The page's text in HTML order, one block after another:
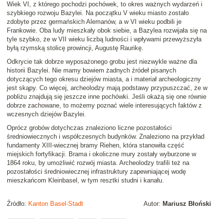
Wiek VI, z którego pochodzi pochówek, to okres ważnych wydarzeń i
szybkiego rozwoju Bazylei. Na początku V wieku miasto zostało
zdobyte przez germańskich Alemanów, a w VI wieku podbili je
Frankowie. Oba ludy mieszkały obok siebie, a Bazylea rozwijała się na
tyle szybko, że w VII wieku liczbą ludności i wpływami przewyższyła
byłą rzymską stolicę prowincji, Augustę Raurikę.
Odkrycie tak dobrze wyposażonego grobu jest niezwykle ważne dla
historii Bazylei. Nie mamy bowiem żadnych źródeł pisanych
dotyczących tego okresu dziejów miasta, a i materiał archeologiczny
jest skąpy. Co więcej, archeolodzy mają podstawy przypuszczać, że w
pobliżu znajdują się jeszcze inne pochówki. Jeśli okażą się one równie
dobrze zachowane, to możemy poznać wiele interesujących faktów z
wczesnych dziejów Bazylei.
Oprócz grobów dotychczas znaleziono liczne pozostałości
średniowiecznych i współczesnych budynków. Znaleziono na przykład
fundamenty XIII-wiecznej bramy Riehen, która stanowiła część
miejskich fortyfikacji. Brama i okoliczne mury zostały wyburzone w
1864 roku, by umożliwić rozwój miasta. Archeolodzy trafili też na
pozostałości średniowiecznej infrastruktury zapewniającej wodę
mieszkańcom Kleinbasel, w tym resztki studni i kanału.
Autor: Mariusz Błoński
Źródło: Kanton Basel-Stadt